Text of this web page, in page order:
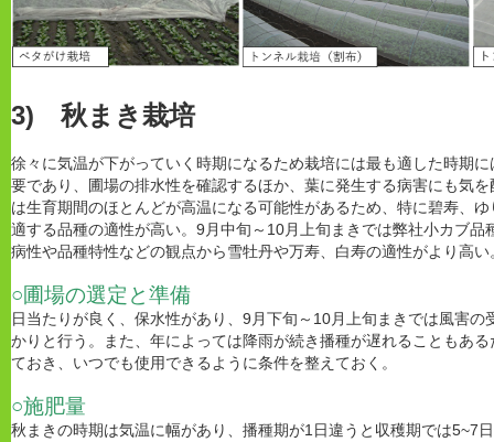
3) 秋まき栽培
徐々に気温が下がっていく時期になるため栽培には最も適した時期
要であり、圃場の排水性を確認するほか、葉に発生する病害にも気
は生育期間のほとんどが高温になる可能性があるため、特に碧寿、
適する品種の適性が高い。9月中旬～10月上旬まきでは弊社小カブ
病性や品種特性などの観点から雪牡丹や万寿、白寿の適性がより高い
○圃場の選定と準備
日当たりが良く、保水性があり、9月下旬～10月上旬まきでは風害
かりと行う。また、年によっては降雨が続き播種が遅れることもあ
ておき、いつでも使用できるように条件を整えておく。
○施肥量
秋まきの時期は気温に幅があり、播種期が1日違うと収穫期では5~7